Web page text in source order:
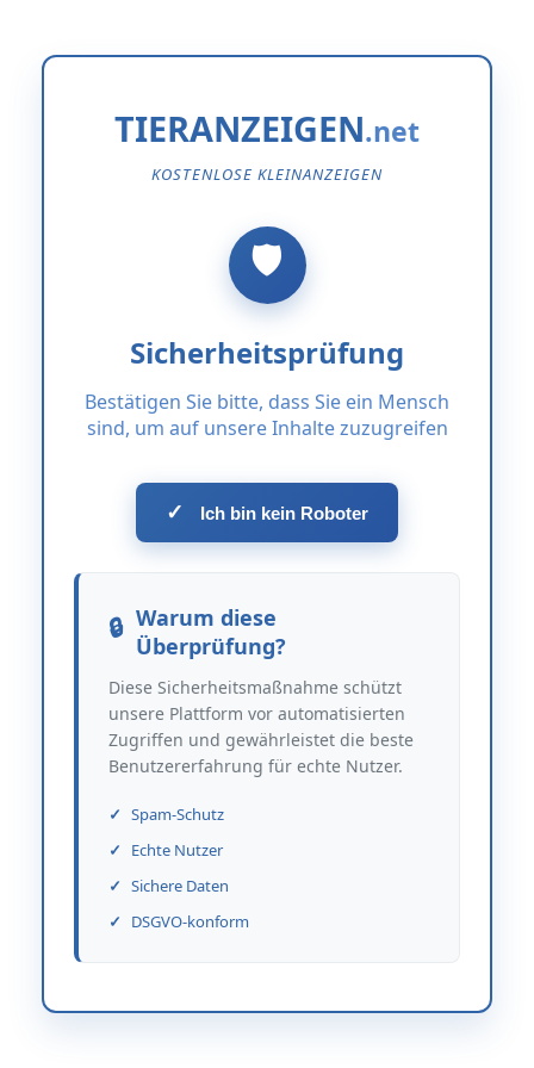
TIERANZEIGEN
KOSTENLOSE KLEINANZEIGEN
Sicherheitsprüfung
Bestätigen Sie bitte, dass Sie ein Mensch
sind, um auf unsere Inhalte zuzugreifen
✓ Ich bin kein Roboter
Warum diese
Überprüfung?
Diese Sicherheitsmaßnahme schützt
unsere Plattform vor automatisierten
Zugriffen und gewährleistet die beste
Benutzererfahrung für echte Nutzer.
Spam-Schutz
Echte Nutzer
Sichere Daten
DSGVO-konform